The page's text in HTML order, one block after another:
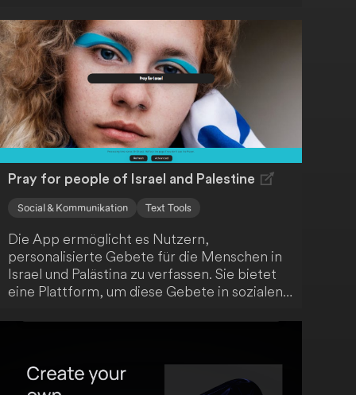
in deinen Kommunikationsworkflow zu
integrieren!
Pray for people of Israel and Palestine
Social & Kommunikation Text Tools
Die App ermöglicht es Nutzern,
personalisierte Gebete für die Menschen in
Israel und Palästina zu verfassen. Sie bietet
eine Plattform, um diese Gebete in sozialen
Hoffnung und Frieden anzuregen. Dies kann
sein, die vom Israel-Palästina-Konflikt
betroffen sind und nach Wegen suchen, ihre